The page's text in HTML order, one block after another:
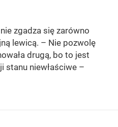
zgadza się zarówno
lewicą. – Nie pozwolę
drugą, bo to jest
stanu niewłaściwe –